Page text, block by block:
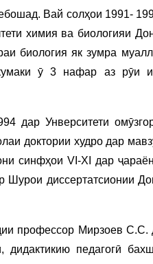
Вай солҳои 1991-
химия ва биологияи
биология як зумра
ӯ 3 нафар аз рӯи
дар Унверситети
доктории худро дар
синфҳои VI-XI дар
Шурои диссертатсионии
профессор Мирзоев С.С.
дидактикию педагогӣ